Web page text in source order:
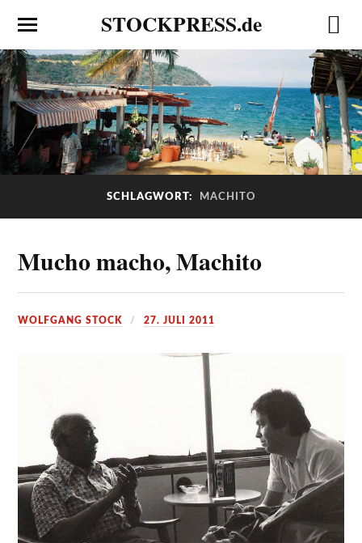
STOCKPRESS.de
SCHLAGWORT: MACHITO
Mucho macho, Machito
WOLFGANG STOCK 27. JULI 2011